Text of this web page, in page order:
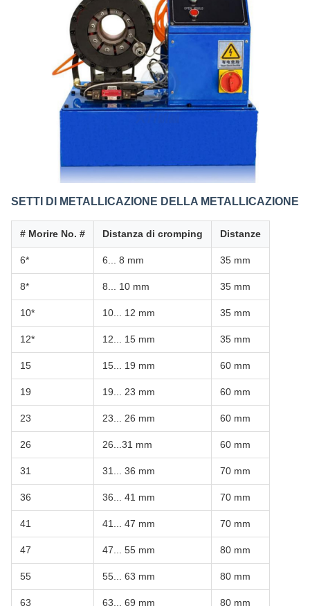
SETTI DI METALLICAZIONE DELLA METALLICAZIONE
# Morire No. # Distanza di cromping Distanze
6* 6... 8 mm 35 mm
8* 8... 10 mm 35 mm
10* 10... 12 mm 35 mm
12* 12... 15 mm 35 mm
15 15... 19 mm 60 mm
19 19... 23 mm 60 mm
23 23... 26 mm 60 mm
26 26...31 mm 60 mm
31 31... 36 mm 70 mm
36 36... 41 mm 70 mm
41 41... 47 mm 70 mm
47 47... 55 mm 80 mm
55 55... 63 mm 80 mm
63 63... 69 mm 80 mm